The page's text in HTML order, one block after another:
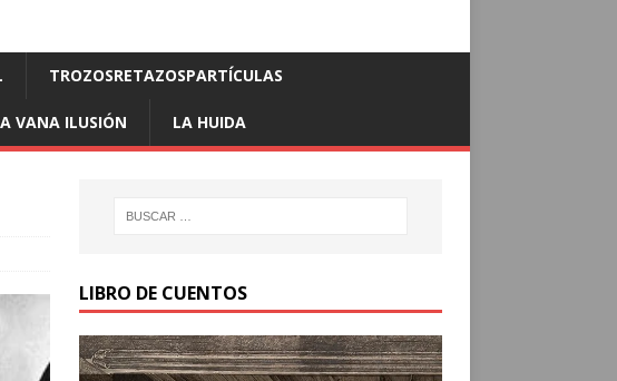
TROZOSRETAZOSPARTÍCULAS
VANA ILUSIÓN LA HUIDA
LIBRO DE CUENTOS